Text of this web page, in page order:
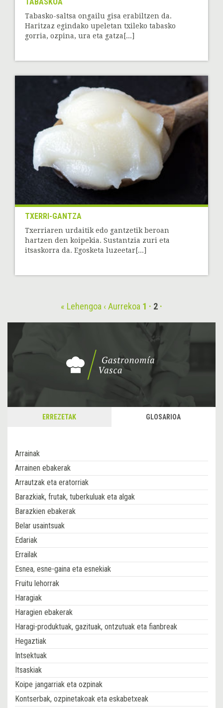
TABASKOA
Tabasko-saltsa ongailu gisa erabiltzen da.
Haritzaz egindako upeletan txileko tabasko
gorria, ozpina, ura eta gatza[...]
TXERRI-GANTZA
Txerriaren urdaitik edo gantzetik beroan
hartzen den koipekia. Sustantzia zuri eta
itsaskorra da. Egosketa luzeetar[...]
« Lehengoa ‹ Aurrekoa 1 2
ERREZETAK GLOSARIOA
Arrainak
Arrainen ebakerak
Arrautzak eta eratorriak
Barazkiak, frutak, tuberkuluak eta algak
Barazkien ebakerak
Belar usaintsuak
Edariak
Errailak
Esnea, esne-gaina eta esnekiak
Fruitu lehorrak
Haragiak
Haragien ebakerak
Haragi-produktuak, gazituak, ontzutuak eta fianbreak
Hegaztiak
Intsektuak
Itsaskiak
Koipe jangarriak eta ozpinak
Kontserbak, ozpinetakoak eta eskabetxeak